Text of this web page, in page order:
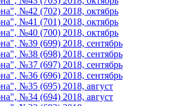
№42 (702) 2018, октябрь
№41 (701) 2018, октябрь
№40 (700) 2018, октябрь
№39 (699) 2018, сентябрь
№38 (698) 2018, сентябрь
№37 (697) 2018, сентябрь
№36 (696) 2018, сентябрь
№35 (695) 2018, август
№34 (694) 2018, август